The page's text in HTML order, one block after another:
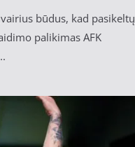
būdus, kad pasikeltų
palikimas AFK